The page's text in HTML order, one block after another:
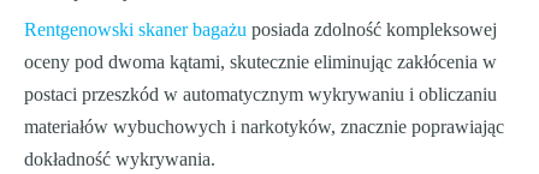
Rentgenowski skaner bagażu posiada zdolność kompleksowej
oceny pod dwoma kątami, skutecznie eliminując zakłócenia w
postaci przeszkód w automatycznym wykrywaniu i obliczaniu
materiałów wybuchowych i narkotyków, znacznie poprawiając
dokładność wykrywania.